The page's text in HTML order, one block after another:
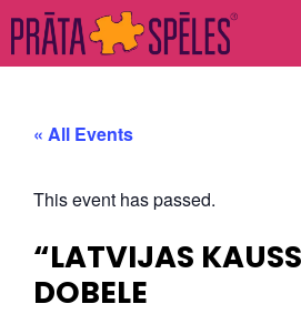
« All Events
This event has passed.
“LATVIJAS
DOBELE